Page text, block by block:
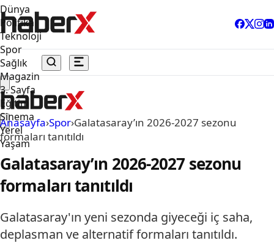
Dünya
Politika
Teknoloji
Spor
Sağlık
Magazin
3. Sayfa
Eğitim
Sinema
Yerel
Yaşam
Anasayfa›Spor›Galatasaray’ın 2026-2027 sezonu
formaları tanıtıldı
Galatasaray’ın 2026-2027 sezonu
formaları tanıtıldı
Galatasaray'ın yeni sezonda giyeceği iç saha,
deplasman ve alternatif formaları tanıtıldı.